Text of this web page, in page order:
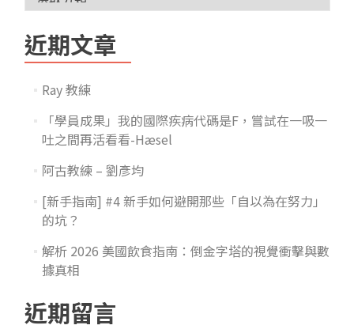
近期文章
Ray 教練
「學員成果」我的國際疾病代碼是F，嘗試在一吸一
吐之間再活看看-Hæsel
阿古教練 – 劉彥均
[新手指南] #4 新手如何避開那些「自以為在努力」
的坑？
解析 2026 美國飲食指南：倒金字塔的視覺衝擊與數
據真相
近期留言